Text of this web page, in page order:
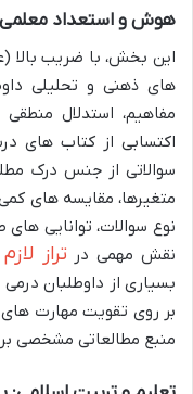
هوش و استعداد
های ذهنی و تحلیلی
مفاهیم، استدلال
اکتسابی از کتاب های
سوالاتی از جنس درک
متغیرها، مقایسه های
نوع سوالات، توانایی
نقش مهمی در تراز
بسیاری از داوطلبان
بر روی تقویت مهارت های
منبع مطالعاتی مشخصی